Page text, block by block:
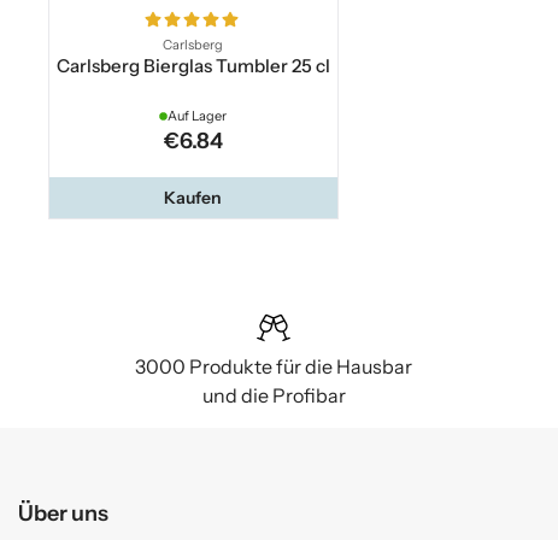
Carlsberg
Carlsberg Bierglas Tumbler 25 cl
Auf Lager
€6.84
Kaufen
3000 Produkte für die Hausbar
und die Profibar
Über uns